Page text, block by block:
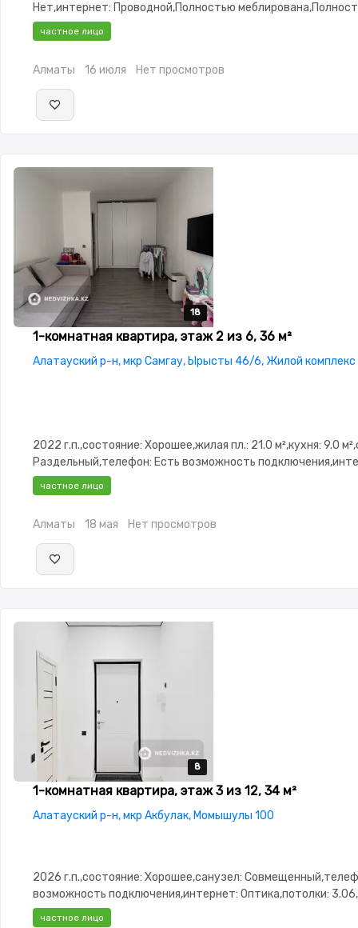
Нет,интернет: Проводной,Полностью
меблирована,паркинг: Паркинг,Домофон,Видеонаблюдение
частное лицо
Алматы 16 июля Нет просмотров
18
18
18
18
18
1-комнатная квартира, этаж 2 из 6, 36 м²
Алатауский р-н, мкр Самгау, Ырысты 46/6, Жилой
2022 г.п.,состояние: Хорошее,жилая пл.: 21.0 м²,кухня: 9.0
Раздельный,телефон: Есть возможность
TV кабель,паркинг: Рядом охраняемая
замок,Видеодомофон,Комнаты изолированы,Встроенная
частное лицо
Алматы 18 мая Нет просмотров
8
8
8
8
8
1-комнатная квартира, этаж 3 из 12, 34 м²
Алатауский р-н, мкр Акбулак, Момышулы 100
2026 г.п.,состояние: Хорошее,санузел:
возможность подключения,интернет: Оптика,потолки:
частное лицо